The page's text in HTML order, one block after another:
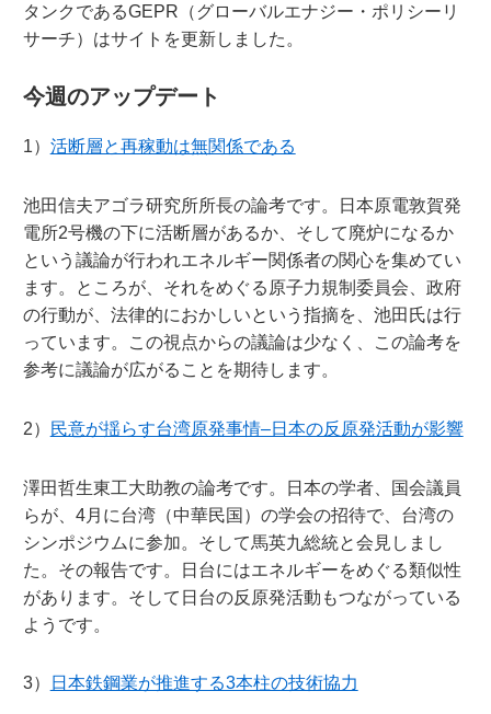
タンクであるGEPR（グローバルエナジー・ポリシーリ
サーチ）はサイトを更新しました。
今週のアップデート
1） 活断層と再稼動は無関係である
池田信夫アゴラ研究所所長の論考です。日本原電敦賀発
電所2号機の下に活断層があるか、そして廃炉になるか
という議論が行われエネルギー関係者の関心を集めてい
ます。ところが、それをめぐる原子力規制委員会、政府
の行動が、法律的におかしいという指摘を、池田氏は行
っています。この視点からの議論は少なく、この論考を
参考に議論が広がることを期待します。
2） 民意が揺らす台湾原発事情–日本の反原発活動が影響
澤田哲生東工大助教の論考です。日本の学者、国会議員
らが、4月に台湾（中華民国）の学会の招待で、台湾の
シンポジウムに参加。そして馬英九総統と会見しまし
た。その報告です。日台にはエネルギーをめぐる類似性
があります。そして日台の反原発活動もつながっている
ようです。
3） 日本鉄鋼業が推進する3本柱の技術協力